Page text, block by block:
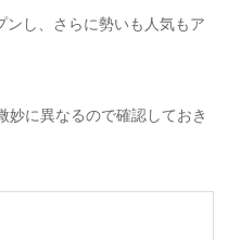
し、さらに勢いも人気もア
妙に異なるので確認しておき